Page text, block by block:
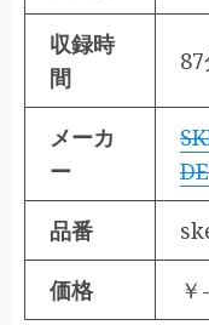
収録時
間
メーカ
ー
品番
価格 ￥-